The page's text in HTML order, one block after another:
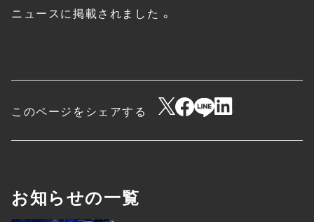
ニュースに掲載されました。
このページをシェアする
お知らせの一覧